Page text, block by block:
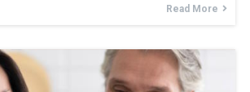
Read More